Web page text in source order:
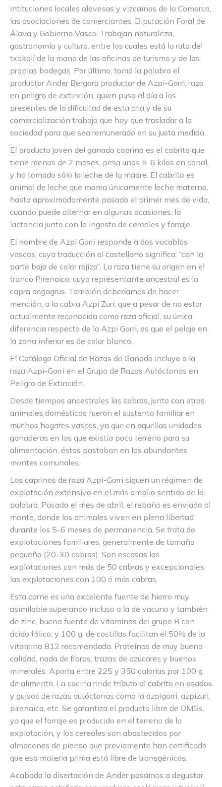
intituciones locales alavesas y vizcainas de la Comarca,
las asociaciones de comerciantes, Diputación Foral de
Álava y Gobierno Vasco. Trabajan naturaleza,
gastronomía y cultura, entre los cuales está la ruta del
txakolí de la mano de las oficinas de turismo y de las
propias bodegas. Por último, tomó la palabra el
productor Ander Bergara productor de Azpi-Gorri, raza
en peligro de extinción, quien puso al día a los
presentes de la dificultad de esta cria y de su
comercialización trabajo que hay que trasladar a la
sociedad para que sea remunerado en su justa medida.
El producto joven del ganado caprino es el cabrito que
tiene menos de 2 meses, pesa unos 5-6 kilos en canal,
y ha tomado sólo la leche de la madre. El cabrito es
animal de leche que mama únicamente leche materna,
hasta aproximadamente pasado el primer mes de vida,
cuando puede alternar en algunas ocasiones, la
lactancia junto con la ingesta de cereales y forraje.
El nombre de Azpi Gorri responde a dos vocablos
vascos, cuya traducción al castellano significa: “con la
parte baja de color rojizo”. La raza tiene su origen en el
tronco Pirenaico, cuyo representante ancestral es la
capra aegagrus. También deberíamos de hacer
mención, a la cabra Azpi Zuri, que a pesar de no estar
actualmente reconocida como raza oficial, su única
diferencia respecto de la Azpi Gorri, es que el pelaje en
la zona inferior es de color blanco.
El Catálogo Oficial de Razas de Ganado incluye a la
raza Azpi-Gorri en el Grupo de Razas Autóctonas en
Peligro de Extinción.
Desde tiempos ancestrales las cabras, junto con otros
animales domésticos fueron el sustento familiar en
muchos hogares vascos, ya que en aquellas unidades
ganaderas en las que existía poco terreno para su
alimentación, éstas pastaban en los abundantes
montes comunales.
Los caprinos de raza Azpi-Gorri siguen un régimen de
explotación extensivo en el más amplio sentido de la
palabra. Pasado el mes de abril, el rebaño es enviado al
monte, donde los animales viven en plena libertad
durante los 5-6 meses de permanencia. Se trata de
explotaciones familiares, generalmente de tamaño
pequeño (20-30 cabras). Son escasas las
explotaciones con más de 50 cabras y excepcionales
las explotaciones con 100 ó más cabras.
Esta carne es una excelente fuente de hierro muy
asimilable superando incluso a la de vacuno y también
de zinc, buena fuente de vitaminas del grupo B con
ácido fólico, y 100 g. de costillas facilitan el 50% de la
vitamina B12 recomendada. Proteínas de muy buena
calidad, nada de fibras, trazas de azúcares y buenos
minerales. Aporta entre 225 y 350 calorías por 100 g.
de alimento. La cocina rinde tributo al cabrito en asados
y guisos de razas autóctonas como la azpigorri, azpizuri,
pirenaica, etc. Se garantiza el producto libre de OMGs,
ya que el forraje es producido en el terreno de la
explotación, y los cereales son abastecidos por
almacenes de pienso que previamente han certificado
que esa materia prima está libre de transgénicos.
Acabada la disertación de Ander pasamos a degustar